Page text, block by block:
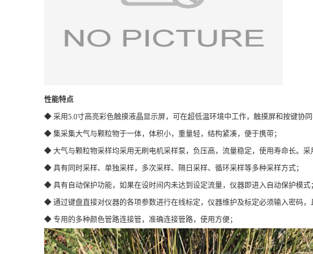
性能特点
◆ 采用5.0寸高亮彩色触摸液晶显示屏，可在超低温环境中工作，触摸屏和按键协
◆ 集采集大气与颗粒物于一体，体积小，重量轻，结构紧凑，便于携带；
◆ 大气与颗粒物采样均采用无刷电机采样泵，负压高，流量稳定，使用寿命长。
◆ 具有同时采样、单独采样，多次采样、隔日采样、循环采样等多种采样方式；
◆ 具有自动保护功能，如果在设时间内未达到设定流量，仪器即进入自动保护模式；
◆ 通过键盘直接对仪器的各项参数进行在线标定，仪器维护及标定必须输入密码
◆ 专用的多种颜色管路连接管，准确连接管路，使用方便；